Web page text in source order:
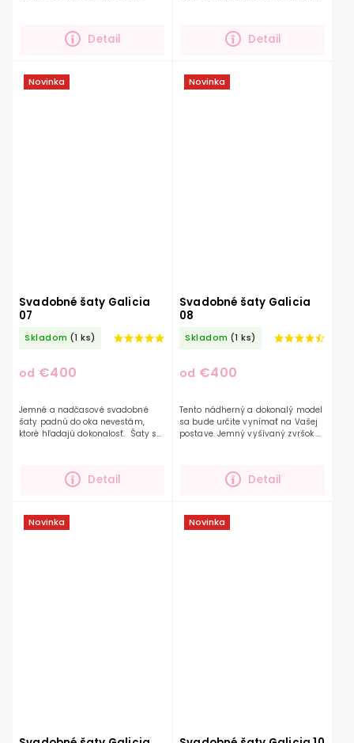
Detail
podmania svojou krásou a...
Detail
trblietavým...
Novinka
Svadobné šaty Galicia
07
Skladom (1 ks)
od €400
Detail
Jemné a nadčasové svadobné
šaty padnú do oka nevestám,
ktoré hľadajú dokonalosť. Šaty sú
zvrškom. Jemné vzdušné...
Novinka
Svadobné šaty Galicia
08
Skladom (1 ks)
od €400
Detail
Tento nádherný a dokonalý model
sa bude určite vynímať na Vašej
postave. Jemný vyšívaný zvršok s
jedinečnosť. Výšivka zdobí aj...
Novinka Novinka